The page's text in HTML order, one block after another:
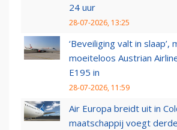
24 uur
28-07-2026, 13:25
‘Beveiliging valt in slaap’,
moeiteloos Austrian
E195 in
28-07-2026, 11:59
Air Europa breidt uit in
maatschappij voegt